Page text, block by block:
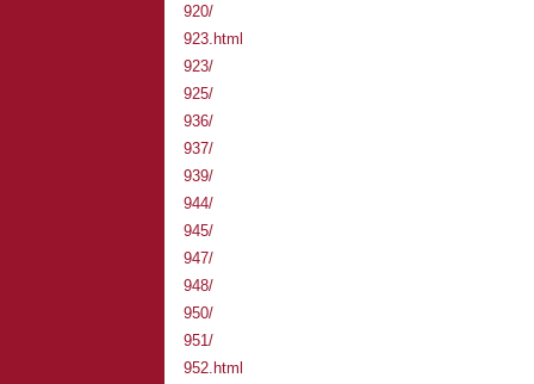
920/
923.html
923/
925/
936/
937/
939/
944/
945/
947/
948/
950/
951/
952.html